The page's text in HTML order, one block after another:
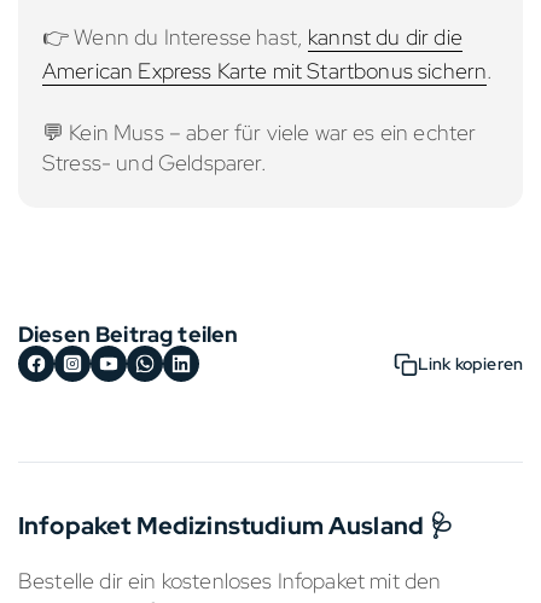
👉 Wenn du Interesse hast, kannst du dir die
American Express Karte mit Startbonus sichern.
💬 Kein Muss – aber für viele war es ein echter
Stress- und Geldsparer.
Diesen Beitrag teilen
Link kopieren
Infopaket Medizinstudium Ausland 🩺
Bestelle dir ein kostenloses Infopaket mit den